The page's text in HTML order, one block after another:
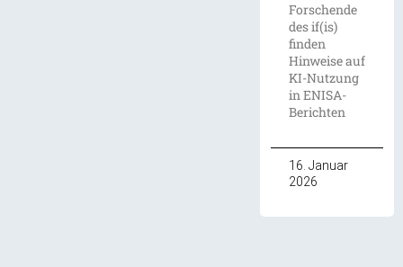
Forschende
des if(is)
finden
Hinweise auf
KI-Nutzung
in ENISA-
Berichten
16. Januar
2026